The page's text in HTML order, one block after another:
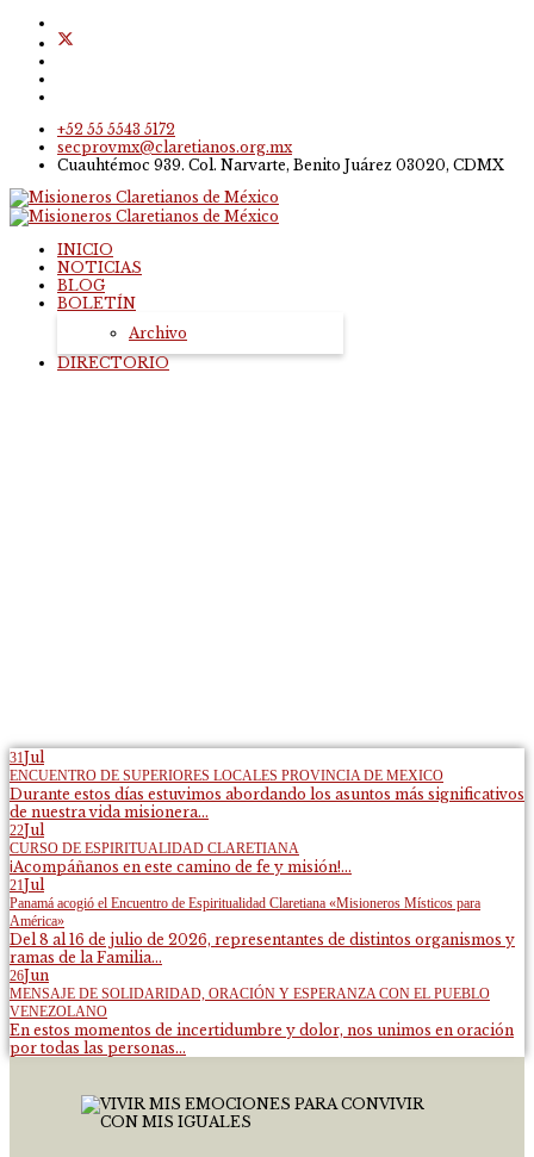
+52 55 5543 5172
secprovmx@claretianos.org.mx
Cuauhtémoc 939. Col. Narvarte, Benito Juárez 03020, CDMX
INICIO
NOTICIAS
BLOG
BOLETÍN
Archivo
DIRECTORIO
31Jul
ENCUENTRO DE SUPERIORES LOCALES PROVINCIA DE MEXICO
Durante estos días estuvimos abordando los asuntos más significativos
de nuestra vida misionera...
22Jul
CURSO DE ESPIRITUALIDAD CLARETIANA
¡Acompáñanos en este camino de fe y misión!...
21Jul
Panamá acogió el Encuentro de Espiritualidad Claretiana «Misioneros Místicos para
América»
Del 8 al 16 de julio de 2026, representantes de distintos organismos y
ramas de la Familia...
26Jun
MENSAJE DE SOLIDARIDAD, ORACIÓN Y ESPERANZA CON EL PUEBLO
VENEZOLANO
En estos momentos de incertidumbre y dolor, nos unimos en oración
por todas las personas...